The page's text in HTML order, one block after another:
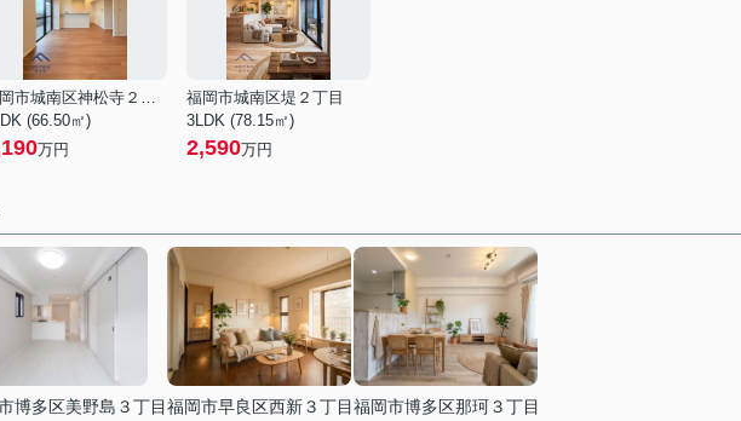
福岡市城南区神松寺２丁目
(66.50㎡)
万円
福岡市城南区堤２丁目
3LDK (78.15㎡)
2,590万円
博多区美野島３丁目福岡市早良区西新３丁目福岡市博多区那珂３丁目